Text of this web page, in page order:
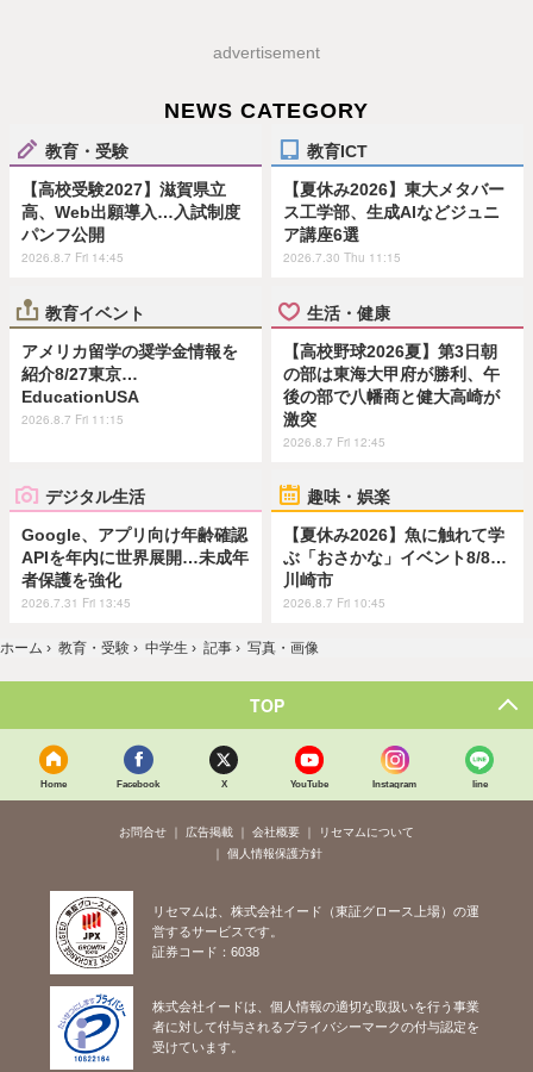
advertisement
NEWS CATEGORY
教育・受験
【高校受験2027】滋賀県立
高、Web出願導入…入試制度
パンフ公開
2026.8.7 Fri 14:45
教育ICT
【夏休み2026】東大メタバー
ス工学部、生成AIなどジュニ
ア講座6選
2026.7.30 Thu 11:15
教育イベント
アメリカ留学の奨学金情報を
紹介8/27東京…
EducationUSA
2026.8.7 Fri 11:15
生活・健康
【高校野球2026夏】第3日朝
の部は東海大甲府が勝利、午
後の部で八幡商と健大高崎が
激突
2026.8.7 Fri 12:45
デジタル生活
Google、アプリ向け年齢確認
APIを年内に世界展開…未成年
者保護を強化
2026.7.31 Fri 13:45
趣味・娯楽
【夏休み2026】魚に触れて学
ぶ「おさかな」イベント8/8…
川崎市
2026.8.7 Fri 10:45
ホーム › 教育・受験 › 中学生 › 記事 › 写真・画像
TOP
Home Facebook X YouTube Instagram line
お問合せ 広告掲載 会社概要
リセマムについて
個人情報保護方針
リセマムは、株式会社イード（東証グロース上場）の運
営するサービスです。
証券コード：6038
株式会社イードは、個人情報の適切な取扱いを行う事業
者に対して付与されるプライバシーマークの付与認定を
受けています。